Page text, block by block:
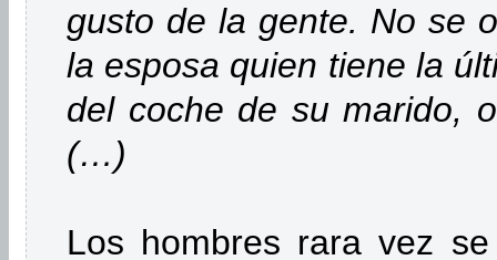
gusto de la gente. No se
la esposa quien tiene la
del coche de su marido,
(…)
Los hombres rara vez